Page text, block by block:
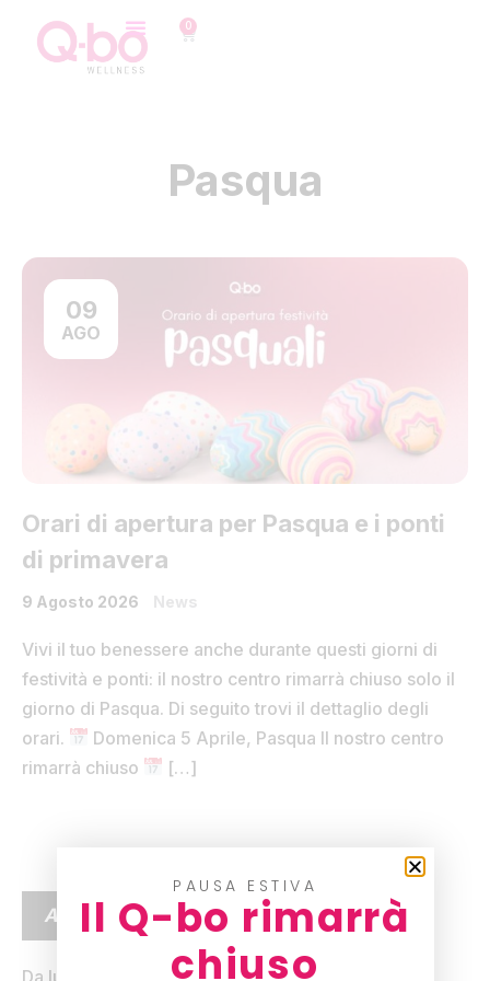
0
Pasqua
09
AGO
Orari di apertura per Pasqua e i ponti
di primavera
9 Agosto 2026 News
Vivi il tuo benessere anche durante questi giorni di
festività e ponti: il nostro centro rimarrà chiuso solo il
giorno di Pasqua. Di seguito trovi il dettaglio degli
orari.
Domenica 5 Aprile, Pasqua Il nostro centro
rimarrà chiuso
[…]
ARTICOLI RECENTI
PAUSA ESTIVA
Il Q-bo rimarrà
chiuso